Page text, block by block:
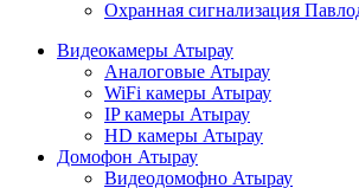
Охранная сигнализация
Видеокамеры Атырау
Аналоговые Атырау
WiFi камеры Атырау
IP камеры Атырау
HD камеры Атырау
Домофон Атырау
Видеодомофно Атырау